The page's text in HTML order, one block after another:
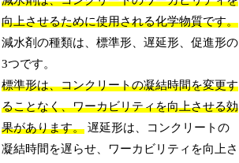
向上させるために使用される化学物質です。
減水剤の種類は、標準形、遅延形、促進形の
3つです。
標準形は、コンクリートの凝結時間を変更す
ることなく、ワーカビリティを向上させる効
果があります。 遅延形は、コンクリートの
凝結時間を遅らせ、ワーカビリティを向上さ